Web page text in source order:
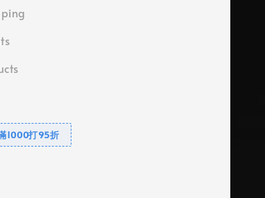
1000打95折